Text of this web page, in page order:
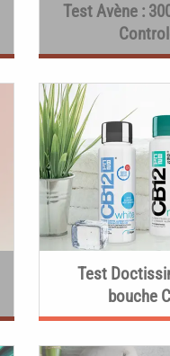
Test Avène :
Test
bouche